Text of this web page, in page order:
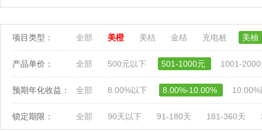
项目类型： 全部 美橙 美桔 金桔 充电桩 美柚
产品单价： 全部 500元以下 501-1000元 1001-
预期年化收益： 全部 8.00%以下 8.00%-10.00%
锁定期限： 全部 90天以下 91-180天 181-360天